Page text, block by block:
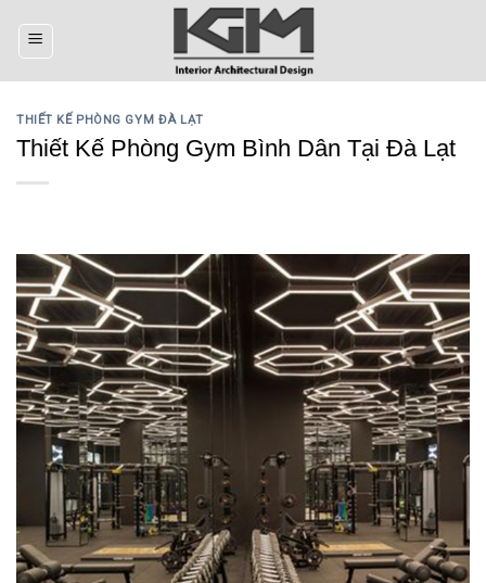
THIẾT KẾ PHÒNG GYM ĐÀ LẠT
Thiết Kế Phòng Gym Bình Dân Tại Đà Lạt